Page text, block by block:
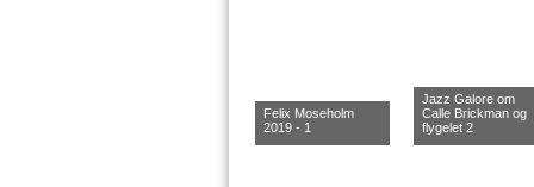
Felix Moseholm
2019 - 1
Jazz Galore om
Calle Brickman og
flygelet 2